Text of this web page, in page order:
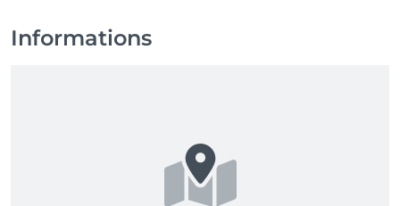
Rendez vous naturopathique seulement possible
Informations